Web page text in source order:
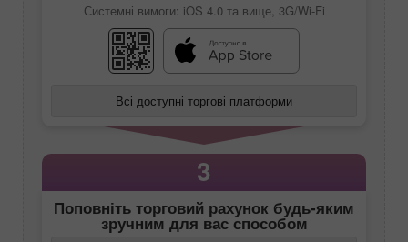
Системні вимоги: iOS 4.0 та вище, 3G/Wi-Fi
Всі доступні торгові платформи
3
Поповніть торговий рахунок будь-яким
зручним для вас способом